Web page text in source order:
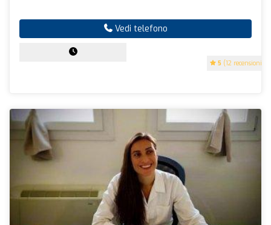
5 (12 recensioni)
Vedi telefono